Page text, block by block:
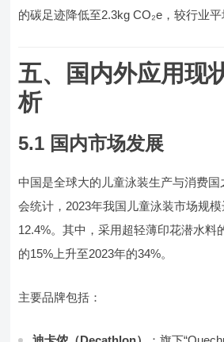
的碳足迹降低至2.3kg CO₂e，较行业平
五、国内外应用现
析
5.1 国内市场发展
中国是全球大的儿童泳装生产与消费
会统计，2023年我国儿童泳装市场规
12.4%。其中，采用超轻薄印花潜水料
的15%上升至2023年的34%。
主要品牌包括：